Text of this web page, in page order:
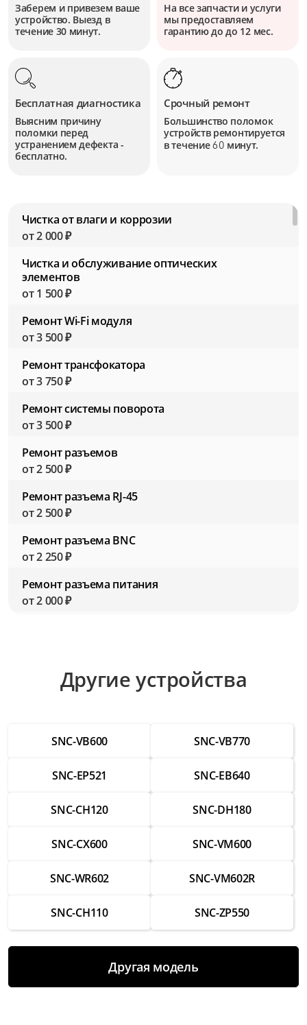
Заберем и привезем ваше
устройство. Выезд в
течение 30 минут.
На все запчасти и услуги
мы предоставляем
гарантию до до 12 мес.
Бесплатная диагностика
Выясним причину
поломки перед
устранением дефекта -
бесплатно.
Срочный ремонт
Большинство поломок
устройств ремонтируется
в течение60 минут.
Чистка от влаги и коррозии
от 2 000 ₽
Чистка и обслуживание оптических
элементов
от 1 500 ₽
Ремонт Wi-Fi модуля
от 3 500 ₽
Ремонт трансфокатора
от 3 750 ₽
Ремонт системы поворота
от 3 500 ₽
Ремонт разъемов
от 2 500 ₽
Ремонт разъема RJ-45
от 2 500 ₽
Ремонт разъема BNC
от 2 250 ₽
Ремонт разъема питания
от 2 000 ₽
Ремонт модуля ИК-подсветки
от 3 000 ₽
Ремонт крепежных элементов
от 1 750 ₽
Ремонт корпуса
Ремонт ИК-фильтра
от 2 000 ₽
Настройка и выравнивание объектива
Замена Wi-Fi модуля
Другие устройства
SNC-VB600 SNC-VB770
SNC-EP521 SNC-EB640
SNC-CH120 SNC-DH180
SNC-CX600 SNC-VM600
SNC-WR602 SNC-VM602R
SNC-CH110 SNC-ZP550
Другая модель